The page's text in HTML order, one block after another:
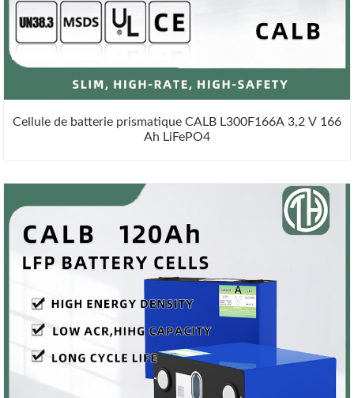
Cellule de batterie prismatique CALB L300F166A 3,2 V 166
Ah LiFePO4